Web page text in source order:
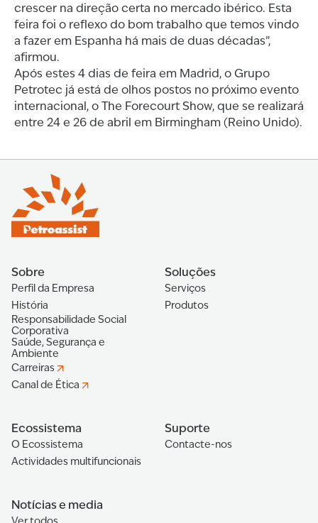
crescer na direção certa no mercado ibérico. Esta
feira foi o reflexo do bom trabalho que temos vindo
a fazer em Espanha há mais de duas décadas”,
afirmou.
Após estes 4 dias de feira em Madrid, o Grupo
Petrotec já está de olhos postos no próximo evento
internacional, o The Forecourt Show, que se realizará
entre 24 e 26 de abril em Birmingham (Reino Unido).
Sobre
Perfil da Empresa
História
Responsabilidade Social
Corporativa
Saúde, Segurança e
Ambiente
Carreiras
Canal de Ética
Soluções
Serviços
Produtos
Ecossistema
O Ecossistema
Actividades multifuncionais
Suporte
Contacte-nos
Notícias e media